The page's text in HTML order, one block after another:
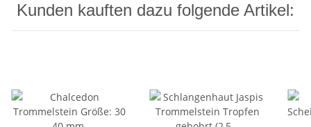
Kunden kauften dazu folgende Artikel: